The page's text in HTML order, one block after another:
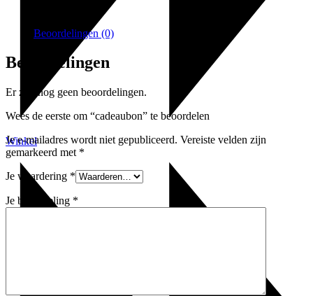
Winkel
Beoordelingen (0)
Beoordelingen
Er zijn nog geen beoordelingen.
Wees de eerste om “cadeaubon” te beoordelen
Je e-mailadres wordt niet gepubliceerd. Vereiste velden zijn
gemarkeerd met *
Je waardering *
Je beoordeling *